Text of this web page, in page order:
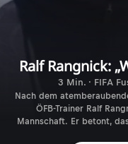
Ralf Rangnick:
3 Min. · FIFA
Nach dem
ÖFB-Trainer Ralf
Mannschaft. Er betont,